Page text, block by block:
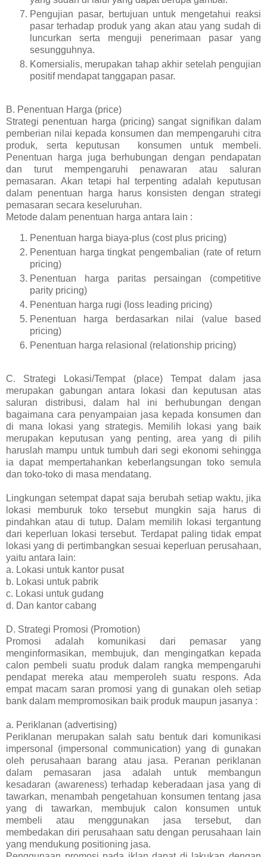
Pengujian pasar, bertujuan untuk mengetahui reaksi
pasar terhadap produk yang akan atau yang sudah di
luncurkan serta menguji penerimaan pasar yang
sesungguhnya.
Komersialis, merupakan tahap akhir setelah pengujian
positif mendapat tanggapan pasar.
B. Penentuan Harga (price)
Strategi penentuan harga (pricing) sangat signifikan dalam
pemberian nilai kepada konsumen dan mempengaruhi citra
produk, serta keputusan konsumen untuk membeli.
Penentuan harga juga berhubungan dengan pendapatan
dan turut mempengaruhi penawaran atau saluran
pemasaran. Akan tetapi hal terpenting adalah keputusan
dalam penentuan harga harus konsisten dengan strategi
pemasaran secara keseluruhan.
Metode dalam penentuan harga antara lain :
Penentuan harga biaya-plus (cost plus pricing)
Penentuan harga tingkat pengembalian (rate of return
pricing)
Penentuan harga paritas persaingan (competitive
parity pricing)
Penentuan harga rugi (loss leading pricing)
Penentuan harga berdasarkan nilai (value based
pricing)
Penentuan harga relasional (relationship pricing)
C. Strategi Lokasi/Tempat (place) Tempat dalam jasa
merupakan gabungan antara lokasi dan keputusan atas
saluran distribusi, dalam hal ini berhubungan dengan
bagaimana cara penyampaian jasa kepada konsumen dan
di mana lokasi yang strategis. Memilih lokasi yang baik
merupakan keputusan yang penting, area yang di pilih
haruslah mampu untuk tumbuh dari segi ekonomi sehingga
ia dapat mempertahankan keberlangsungan toko semula
dan toko-toko di masa mendatang.
Lingkungan setempat dapat saja berubah setiap waktu, jika
lokasi memburuk toko tersebut mungkin saja harus di
pindahkan atau di tutup. Dalam memilih lokasi tergantung
dari keperluan lokasi tersebut. Terdapat paling tidak empat
lokasi yang di pertimbangkan sesuai keperluan perusahaan,
yaitu antara lain:
a. Lokasi untuk kantor pusat
b. Lokasi untuk pabrik
c. Lokasi untuk gudang
d. Dan kantor cabang
D. Strategi Promosi (Promotion)
Promosi adalah komunikasi dari pemasar yang
menginformasikan, membujuk, dan mengingatkan kepada
calon pembeli suatu produk dalam rangka mempengaruhi
pendapat mereka atau memperoleh suatu respons. Ada
empat macam saran promosi yang di gunakan oleh setiap
bank dalam mempromosikan baik produk maupun jasanya :
a. Periklanan (advertising)
Periklanan merupakan salah satu bentuk dari komunikasi
impersonal (impersonal communication) yang di gunakan
oleh perusahaan barang atau jasa. Peranan periklanan
dalam pemasaran jasa adalah untuk membangun
kesadaran (awareness) terhadap keberadaan jasa yang di
tawarkan, menambah pengetahuan konsumen tentang jasa
yang di tawarkan, membujuk calon konsumen untuk
membeli atau menggunakan jasa tersebut, dan
membedakan diri perusahaan satu dengan perusahaan lain
yang mendukung positioning jasa.